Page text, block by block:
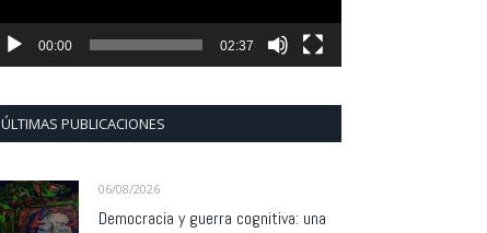
00:00 02:37
ÚLTIMAS PUBLICACIONES
06/08/2026
Democracia y guerra cognitiva: una